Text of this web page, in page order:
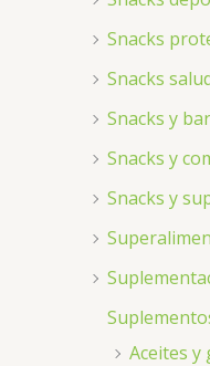
Snacks
Snacks
Snacks y
Snacks y
Snacks y
Aceites y